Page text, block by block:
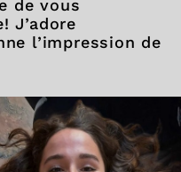
de vous
J’adore
l’impression de